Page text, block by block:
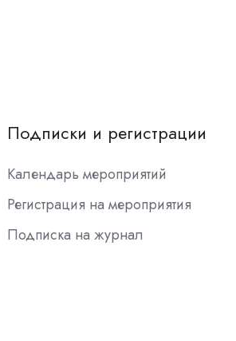
Подписки и регистрации
Календарь мероприятий
Регистрация на мероприятия
Подписка на журнал